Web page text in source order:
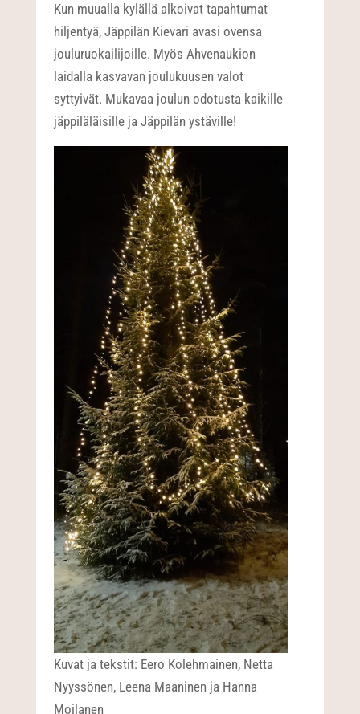
Kun muualla kylällä alkoivat tapahtumat
hiljentyä, Jäppilän Kievari avasi ovensa
jouluruokailijoille. Myös Ahvenaukion
laidalla kasvavan joulukuusen valot
syttyivät. Mukavaa joulun odotusta kaikille
jäppiläläisille ja Jäppilän ystäville!
Kuvat ja tekstit: Eero Kolehmainen, Netta
Nyyssönen, Leena Maaninen ja Hanna
Moilanen